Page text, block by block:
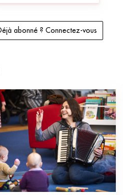
abonné ? Connectez-vous